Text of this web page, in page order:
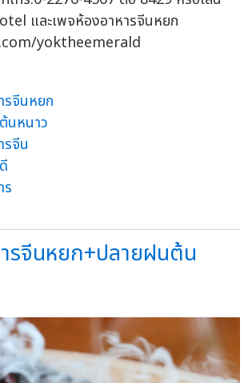
และเพจห้องอาหารจีนหยก
yoktheemerald
รจีนหยก
นหนาว
รจีน
ร
รจีนหยก+ปลายฝนต้น